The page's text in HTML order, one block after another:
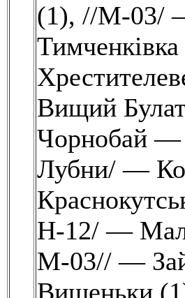
(1), //М-03/
Вищий
Чорнобай
Лубни/ —
Н-12/ —
М-03// —
Вишеньки